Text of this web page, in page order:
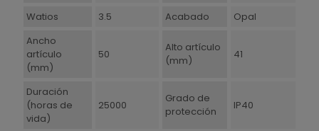
Watios
3.5 Acabado
Opal
Ancho
artículo
(mm)
50
Alto artículo
(mm)
41
Duración
(horas de
vida)
25000
Grado de
protección
IP40